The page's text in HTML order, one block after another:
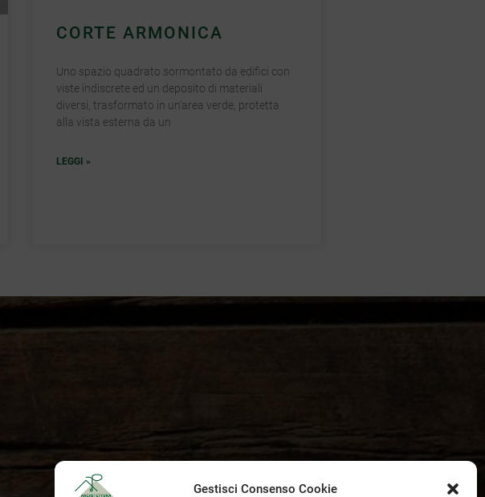
Gestisci Consenso Cookie
CORTE ARMONICA
Uno spazio quadrato sormontato da edifici con
viste indiscrete ed un deposito di materiali
diversi, trasformato in un’area verde, protetta
alla vista esterna da un
LEGGI »